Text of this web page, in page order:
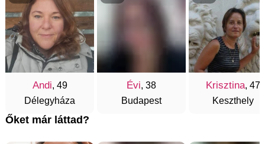
Andi, 49
Délegyháza
Évi, 38
Budapest
Krisztina, 47
Keszthely
Őket már láttad?